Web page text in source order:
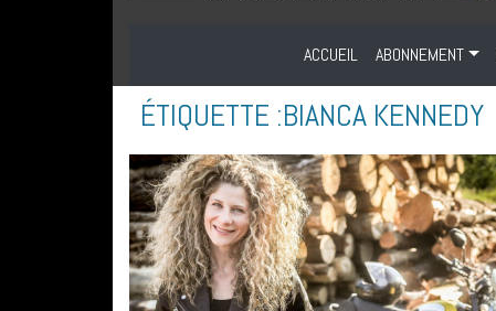
ACCUEIL ABONNEMENT
ÉTIQUETTE :BIANCA KENNEDY